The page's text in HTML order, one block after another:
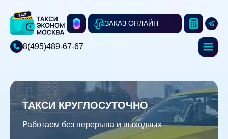
ЗАКАЗ ОНЛАЙН
8(495)489-67-67
ТАКСИ КРУГЛОСУТОЧНО
Работаем без перерыва и выходных